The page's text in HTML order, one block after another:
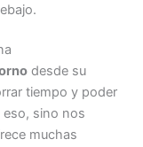
desde su
tiempo y poder
sino nos
muchas